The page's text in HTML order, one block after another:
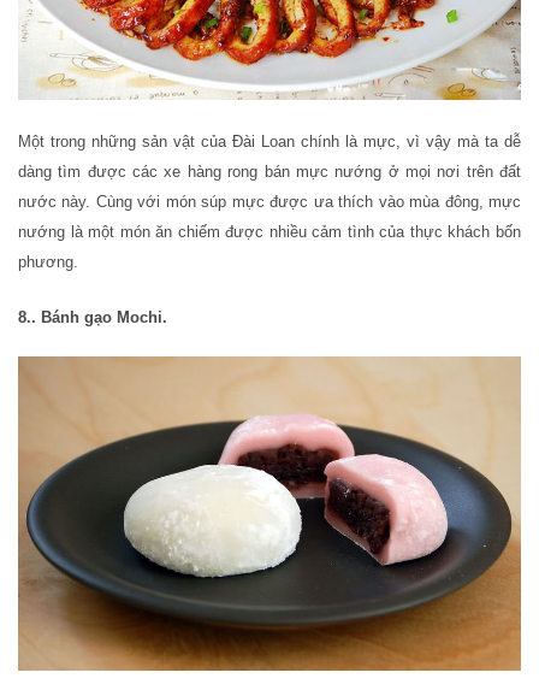
Một trong những sản vật của Đài Loan chính là mực, vì vậy mà ta dễ
dàng tìm được các xe hàng rong bán mực nướng ở mọi nơi trên đất
nước này. Cùng với món súp mực được ưa thích vào mùa đông, mực
nướng là một món ăn chiếm được nhiều cảm tình của thực khách bốn
phương.
8.. Bánh gạo Mochi.